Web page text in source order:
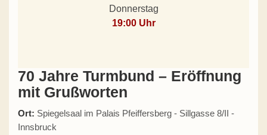
Donnerstag
19:00 Uhr
70 Jahre Turmbund – Eröffnung
mit Grußworten
Ort: Spiegelsaal im Palais Pfeiffersberg - Sillgasse 8/II -
Innsbruck